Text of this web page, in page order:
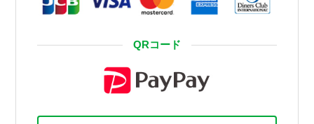
QRコード